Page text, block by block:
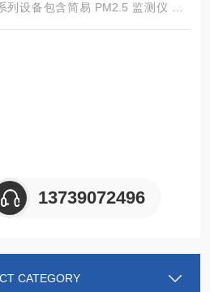
列设备包含简易 PM2.5 监测仪 PS-
036、SPH-033，均采用光散射
，具备操作便捷、数据可记录传输、
、办公、电子、医药、实验室等多
13739072496
CATEGORY